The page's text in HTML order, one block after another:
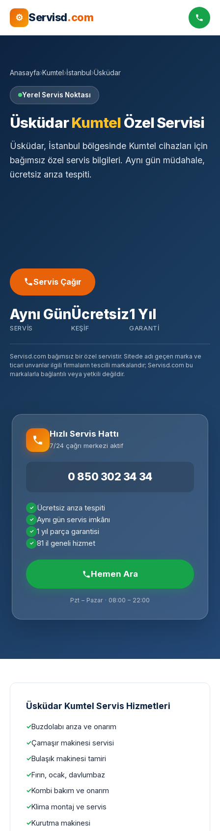
⚙ Servisd.com
Anasayfa›Kumtel›İstanbul›Üsküdar
Yerel Servis Noktası
ÜsküdarKumtelÖzel Servisi
Üsküdar, İstanbul bölgesinde Kumtel cihazları için
bağımsız özel servis bilgileri. Aynı gün müdahale,
ücretsiz arıza tespiti.
Servis Çağır
Aynı Gün
SERVIS
Ücretsiz
KEŞIF
1 Yıl
GARANTI
Servisd.com bağımsız bir özel servistir. Sitede adı geçen marka ve
ticari unvanlar ilgili firmaların tescilli markalarıdır; Servisd.com bu
markalarla bağlantılı veya yetkili değildir.
Hızlı Servis Hattı
7/24 çağrı merkezi aktif
0 850 302 34 34
Ücretsiz arıza tespiti
Aynı gün servis imkânı
1 yıl parça garantisi
81 il geneli hizmet
Hemen Ara
Pzt – Pazar · 08:00 – 22:00
Üsküdar Kumtel Servis Hizmetleri
Buzdolabı arıza ve onarım
Çamaşır makinesi servisi
Bulaşık makinesi tamiri
Fırın, ocak, davlumbaz
Kombi bakım ve onarım
Klima montaj ve servis
Kurutma makinesi